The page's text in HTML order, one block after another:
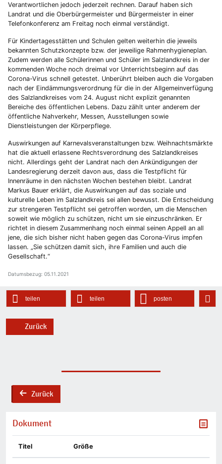
Verantwortlichen jedoch jederzeit rechnen. Darauf haben sich
Landrat und die Oberbürgermeister und Bürgermeister in einer
Telefonkonferenz am Freitag noch einmal verständigt.
Für Kindertagesstätten und Schulen gelten weiterhin die jeweils
bekannten Schutzkonzepte bzw. der jeweilige Rahmenhygieneplan.
Zudem werden alle Schülerinnen und Schüler im Salzlandkreis in der
kommenden Woche noch dreimal vor Unterrichtsbeginn auf das
Corona-Virus schnell getestet. Unberührt bleiben auch die Vorgaben
nach der Eindämmungsverordnung für die in der Allgemeinverfügung
des Salzlandkreises vom 24. August nicht explizit genannten
Bereiche des öffentlichen Lebens. Dazu zählt unter anderem der
öffentliche Nahverkehr, Messen, Ausstellungen sowie
Dienstleistungen der Körperpflege.
Auswirkungen auf Karnevalsveranstaltungen bzw. Weihnachtsmärkte
hat die aktuell erlassene Rechtsverordnung des Salzlandkreises
nicht. Allerdings geht der Landrat nach den Ankündigungen der
Landesregierung derzeit davon aus, dass die Testpflicht für
Innenräume in den nächsten Wochen bestehen bleibt. Landrat
Markus Bauer erklärt, die Auswirkungen auf das soziale und
kulturelle Leben im Salzlandkreis sei allen bewusst. Die Entscheidung
zur strengeren Testpflicht sei getroffen worden, um die Menschen
soweit wie möglich zu schützen, nicht um sie einzuschränken. Er
richtet in diesem Zusammenhang noch einmal seinen Appell an all
jene, die sich bisher nicht haben gegen das Corona-Virus impfen
lassen. „Sie schützen damit sich, ihre Familien und auch die
Gesellschaft.“
Datumsbezug: 05.11.2021
teilen teilen posten
Zurück
backZurück
Dokument
Titel Größe